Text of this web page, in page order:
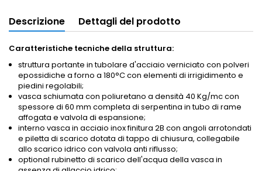
Descrizione Dettagli del prodotto
Caratteristiche tecniche della struttura:
struttura portante in tubolare d'acciaio verniciato con polveri
epossidiche a forno a 180°C con elementi di irrigidimento e
piedini regolabili;
vasca schiumata con poliuretano a densità 40 Kg/mc con
spessore di 60 mm completa di serpentina in tubo di rame
affogata e valvola di espansione;
interno vasca in acciaio inox finitura 2B con angoli arrotondati
e piletta di scarico dotata di tappo di chiusura, collegabile
allo scarico idrico con valvola anti riflusso;
optional rubinetto di scarico dell'acqua della vasca in